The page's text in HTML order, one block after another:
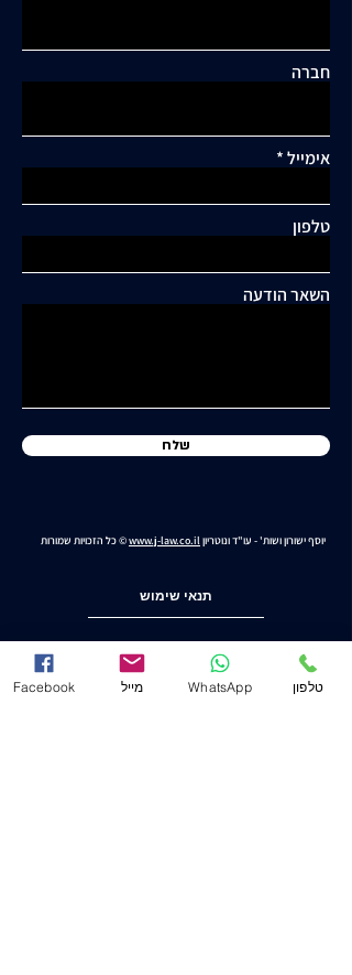
כלואה ובסיכון תחבורתי
תגובות
חברה
אימייל
טלפון
השאר הודעה
שלח
יוסף ישורון ושות' - עו"ד ונוטריוןwww.j-law.co.il© כל הזכויות שמורות
תנאי שימוש
מדיניות ופרטיות
Facebook מייל WhatsApp טלפון